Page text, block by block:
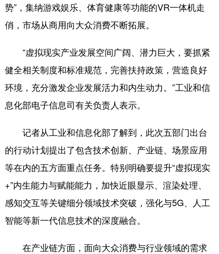
势”，集纳游戏娱乐、体育健康等功能的VR一体机走
俏，市场从商用向大众消费不断拓展。
“虚拟现实产业发展空间广阔、潜力巨大，要抓紧
健全相关制度和标准规范，完善扶持政策，营造良好
环境，充分激发企业发展活力和内生动力。”工业和信
息化部电子信息司有关负责人表示。
记者从工业和信息化部了解到，此次五部门出台
的行动计划提出了包含技术创新、产业链、场景应用
等在内的五方面重点任务。特别明确要提升“虚拟现实
+”内生能力与赋能能力，加快近眼显示、渲染处理、
感知交互等关键细分领域技术突破，强化与5G、人工
智能等新一代信息技术的深度融合。
在产业链方面，面向大众消费与行业领域的需求